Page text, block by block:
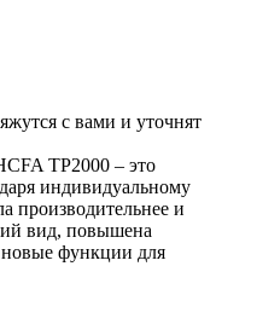
с вами и уточнят
TP2000 – это
индивидуальному
производительнее и
вид, повышена
функции для